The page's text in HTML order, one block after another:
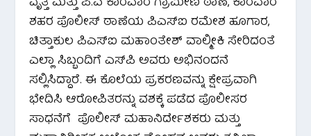
ಶಹರ ಪೊಲೀಸ್ ಠಾಣೆಯ ಪಿಎಸ್‌ಐ ರಮೇಶ ಹೂಗಾರ,
ಚಿತ್ತಾಕುಲ ಪಿಎಸ್ಐ ಮಹಾಂತೇಶ್ ವಾಲ್ಮೀಕಿ ಸೇರಿದಂತೆ
ಎಲ್ಲಾ ಸಿಬ್ಬಂದಿಗೆ ಎಸ್‌ಪಿ ಅವರು ಅಭಿನಂದನೆ
ಸಲ್ಲಿಸಿದ್ದಾರೆ. ಈ ಕೊಲೆಯ ಪ್ರಕರಣವನ್ನು ಕ್ಷೇಪ್ರವಾಗಿ
ಭೇದಿಸಿ ಆರೋಪಿತರನ್ನು ವಶಕ್ಕೆ ಪಡೆದ ಪೊಲೀಸರ
ಸಾಧನೆಗೆ ಪೊಲೀಸ್ ಮಹಾನಿರ್ದೇಶಕರು ಮತ್ತು